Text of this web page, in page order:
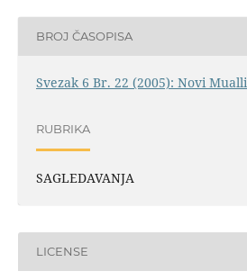
BROJ ČASOPISA
Svezak 6 Br. 22 (2005): Novi
RUBRIKA
SAGLEDAVANJA
LICENSE